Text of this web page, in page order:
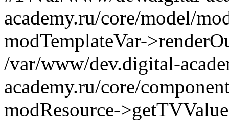
academy.ru/core/model/
modTemplateVar-
/var/www/dev.digital-
academy.ru/core/
modResource-